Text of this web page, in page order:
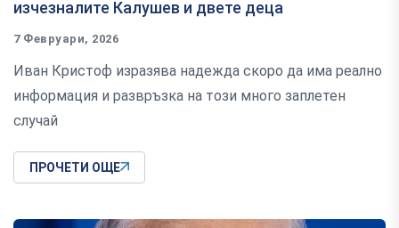
изчезналите Калушев и двете деца
7 Февруари, 2026
Иван Кристоф изразява надежда скоро да има реално
информация и развръзка на този много заплетен
случай
ПРОЧЕТИ ОЩЕ